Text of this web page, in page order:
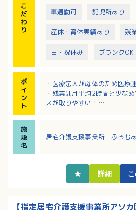
こ
だ
わ
り
車通勤可 託児所あり
産休・育休実績あり 残
日・祝休み ブランクOK
ポ
イ
ン
ト
・医療法人が母体のため医療
・残業は月平均2時間と少な
スが取りやすい！
・和やかな雰囲気の職場です
ケアマネがおり、経験が少な
すい環境です。
施
設
名
居宅介護支援事業所 ふろむ
★ 詳細
【指定居宅介護支援事業所アソ